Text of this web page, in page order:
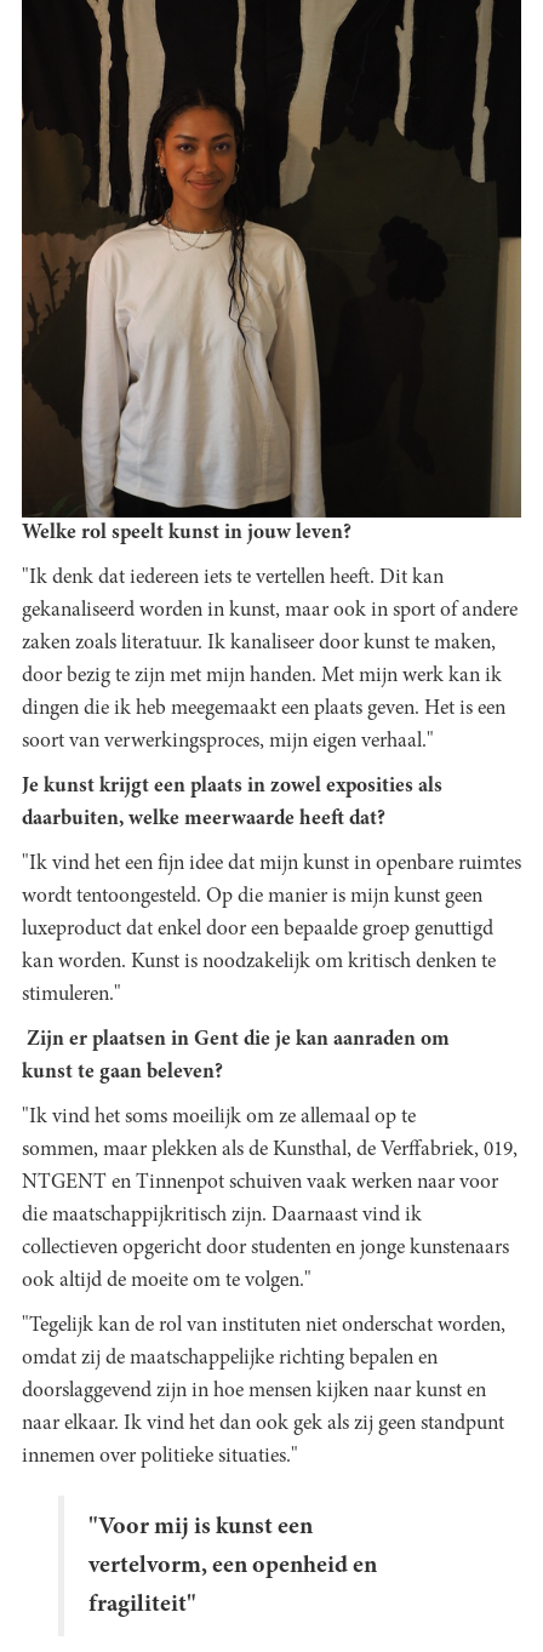
Welke rol speelt kunst in jouw leven?
"Ik denk dat iedereen iets te vertellen heeft. Dit kan
gekanaliseerd worden in kunst, maar ook in sport of andere
zaken zoals literatuur. Ik kanaliseer door kunst te maken,
door bezig te zijn met mijn handen. Met mijn werk kan ik
dingen die ik heb meegemaakt een plaats geven. Het is een
soort van verwerkingsproces, mijn eigen verhaal."
Je kunst krijgt een plaats in zowel exposities als
daarbuiten, welke meerwaarde heeft dat?
"Ik vind het een fijn idee dat mijn kunst in openbare ruimtes
wordt tentoongesteld. Op die manier is mijn kunst geen
luxeproduct dat enkel door een bepaalde groep genuttigd
kan worden. Kunst is noodzakelijk om kritisch denken te
stimuleren."
Zijn er plaatsen in Gent die je kan aanraden om
kunst te gaan beleven?
"Ik vind het soms moeilijk om ze allemaal op te
sommen, maar plekken als de Kunsthal, de Verffabriek, 019,
NTGENT en Tinnenpot schuiven vaak werken naar voor
die maatschappijkritisch zijn. Daarnaast vind ik
collectieven opgericht door studenten en jonge kunstenaars
ook altijd de moeite om te volgen."
"Tegelijk kan de rol van instituten niet onderschat worden,
omdat zij de maatschappelijke richting bepalen en
doorslaggevend zijn in hoe mensen kijken naar kunst en
naar elkaar. Ik vind het dan ook gek als zij geen standpunt
innemen over politieke situaties."
"Voor mij is kunst een
vertelvorm, een openheid en
fragiliteit"